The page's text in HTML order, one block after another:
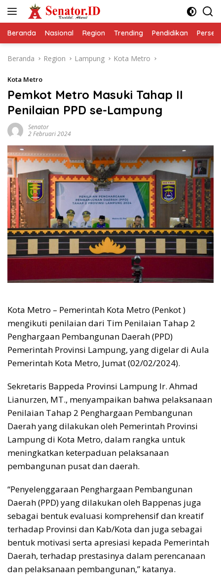
Beranda Nasional Region Trending Pendidikan
Beranda Region Lampung Kota Metro
Kota Metro
Pemkot Metro Masuki Tahap II
Penilaian PPD se-Lampung
Senator
2 Februari 2024
Kota Metro – Pemerintah Kota Metro (Penkot )
mengikuti penilaian dari Tim Penilaian Tahap 2
Penghargaan Pembangunan Daerah (PPD)
Pemerintah Provinsi Lampung, yang digelar di Aula
Pemerintah Kota Metro, Jumat (02/02/2024).
Sekretaris Bappeda Provinsi Lampung Ir. Ahmad
Lianurzen, MT., menyampaikan bahwa pelaksanaan
Penilaian Tahap 2 Penghargaan Pembangunan
Daerah yang dilakukan oleh Pemerintah Provinsi
Lampung di Kota Metro, dalam rangka untuk
meningkatkan keterpaduan pelaksanaan
pembangunan pusat dan daerah.
“Penyelenggaraan Penghargaan Pembangunan
Daerah (PPD) yang dilakukan oleh Bappenas juga
sebagai bentuk evaluasi komprehensif dan kreatif
terhadap Provinsi dan Kab/Kota dan juga sebagai
bentuk motivasi serta apresiasi kepada Pemerintah
Daerah, terhadap prestasinya dalam perencanaan
dan pelaksanaan pembangunan,” katanya.